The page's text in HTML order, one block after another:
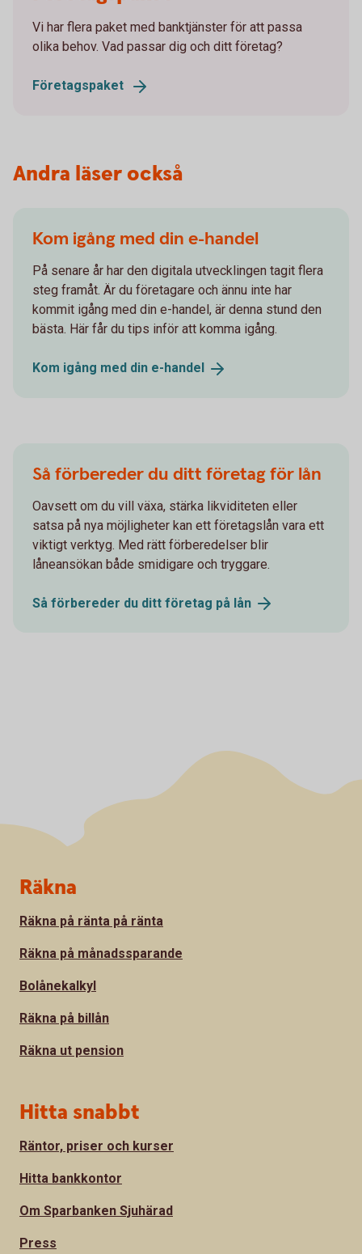
Vi har flera paket med banktjänster för att passa
olika behov. Vad passar dig och ditt företag?
Företagspaket
Andra läser också
Kom igång med din e-handel
På senare år har den digitala utvecklingen tagit flera
steg framåt. Är du företagare och ännu inte har
kommit igång med din e-handel, är denna stund den
bästa. Här får du tips inför att komma igång.
Kom igång med din e-handel
Så förbereder du ditt företag för lån
Oavsett om du vill växa, stärka likviditeten eller
satsa på nya möjligheter kan ett företagslån vara ett
viktigt verktyg. Med rätt förberedelser blir
låneansökan både smidigare och tryggare.
Så förbereder du ditt företag på lån
Sidfot
Räkna
Räkna på ränta på ränta
Räkna på månadssparande
Bolånekalkyl
Räkna på billån
Räkna ut pension
Hitta snabbt
Räntor, priser och kurser
Hitta bankkontor
Om Sparbanken Sjuhärad
Press